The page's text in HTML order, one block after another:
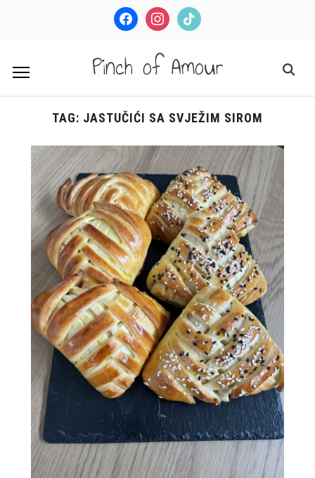
facebookinstagramtiktok
Pinch of Amour
TAG: JASTUČIĆI SA SVJEŽIM SIROM